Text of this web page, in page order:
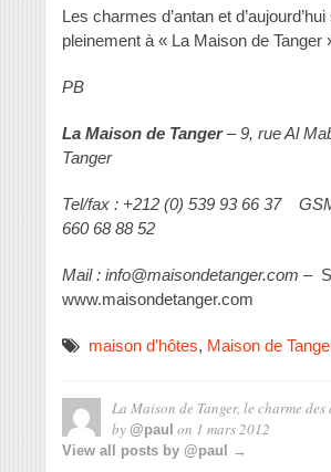
Les charmes d’antan et
pleinement à « La Maison de Tanger
PB
La Maison de Tanger– 9, rue Al
Tanger
Tel/fax : +212 (0) 539 93 66 37
660 68 88 52
Mail : info@maisondetanger.com –
www.maisondetanger.com
maison d’hôtes, Maison de
La Maison de Tanger, le charme des
by @paul on 1 mars 2012
View all posts by @paul →